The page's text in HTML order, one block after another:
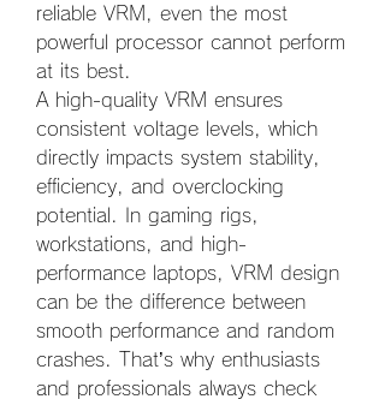
reliable VRM, even the most
powerful processor cannot perform
at its best.
A high-quality VRM ensures
consistent voltage levels, which
directly impacts system stability,
efficiency, and overclocking
potential. In gaming rigs,
workstations, and high-
performance laptops, VRM design
can be the difference between
smooth performance and random
crashes. That’s why enthusiasts
and professionals always check